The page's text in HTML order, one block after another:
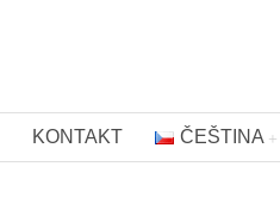
KONTAKT ČEŠTINA